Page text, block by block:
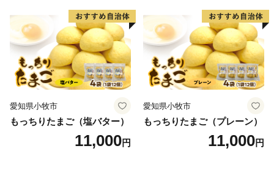
愛知県小牧市
もっちりたまご（塩バター）
11,000円
愛知県小牧市
もっちりたまご（プレーン）
11,000円